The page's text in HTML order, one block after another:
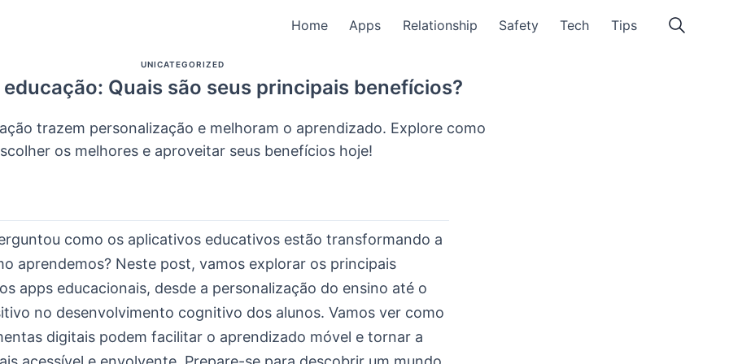
Home Apps Relationship Safety Tech Tips
UNICATEGORIZED
Quais são seus principais benefícios?
trazem personalização e melhoram o aprendizado. Explore como
os melhores e aproveitar seus benefícios hoje!
como os aplicativos educativos estão transformando a
aprendemos? Neste post, vamos explorar os principais
apps educacionais, desde a personalização do ensino até o
no desenvolvimento cognitivo dos alunos. Vamos ver como
digitais podem facilitar o aprendizado móvel e tornar a